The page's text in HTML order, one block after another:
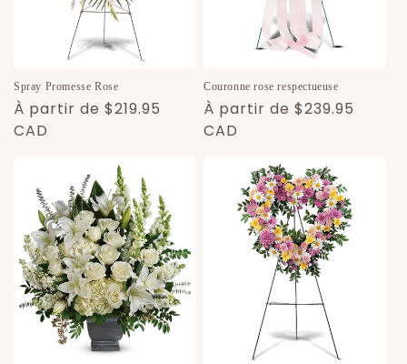
Spray Promesse Rose
Prix
habituel
À partir de $219.95
CAD
Couronne rose respectueuse
Prix
habituel
À partir de $239.95
CAD